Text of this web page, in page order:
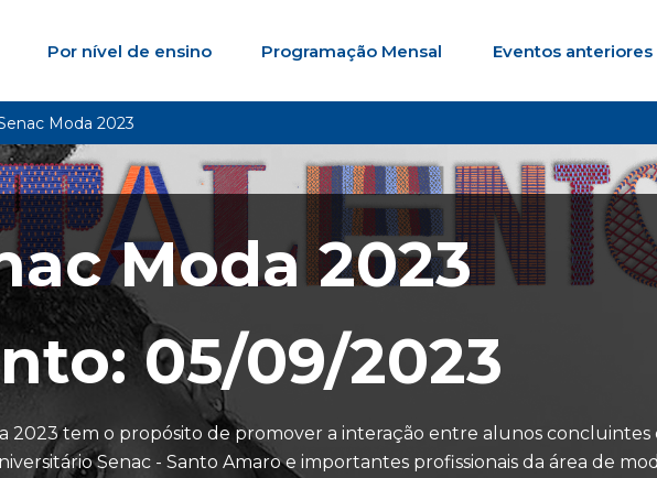
Por nível de ensino Programação Mensal Eventos anteriores
Moda 2023
Moda 2023
05/09/2023
2023 tem o propósito de promover a interação entre alunos concluintes
Senac - Santo Amaro e importantes profissionais da área de